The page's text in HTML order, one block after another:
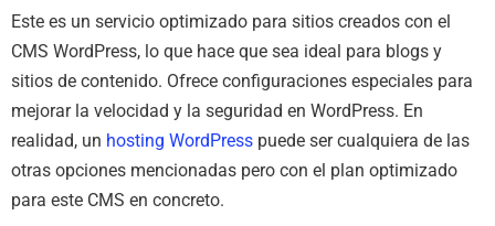
Este es un servicio optimizado para sitios creados con el
CMS WordPress, lo que hace que sea ideal para blogs y
sitios de contenido. Ofrece configuraciones especiales para
mejorar la velocidad y la seguridad en WordPress. En
realidad, un hosting WordPress puede ser cualquiera de las
otras opciones mencionadas pero con el plan optimizado
para este CMS en concreto.